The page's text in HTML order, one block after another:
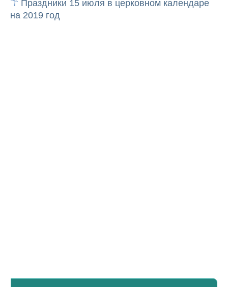
Праздники 15 июля в церковном календаре
на 2019 год